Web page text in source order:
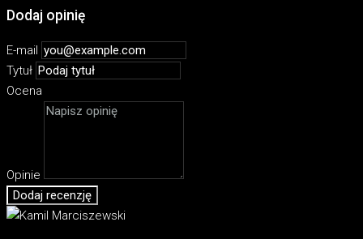
Dodaj opinię
E-mail
Tytuł
Ocena
Opinie
Dodaj recenzję